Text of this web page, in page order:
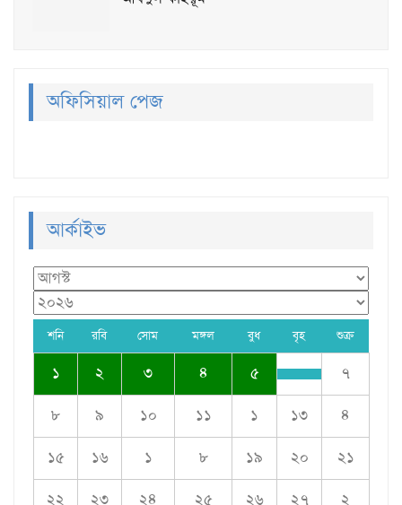
অফিসিয়াল পেজ
আর্কাইভ
শনি রবি সোম মঙ্গল বুধ বৃহ শুক্র
১ ২ ৩ ৪ ৫ ৭
৮ ৯ ১০ ১১ ১ ১৩ ৪
১৫ ১৬ ১ ৮ ১৯ ২০ ২১
২২ ২৩ ২৪ ২৫ ২৬ ২৭ ২